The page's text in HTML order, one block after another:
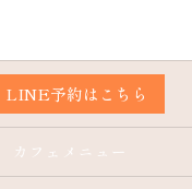
LINE予約はこちら
カフェメニュー